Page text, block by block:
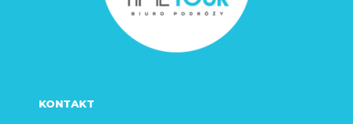
KONTAKT